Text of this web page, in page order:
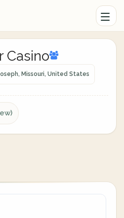
Casino
Missouri, United States